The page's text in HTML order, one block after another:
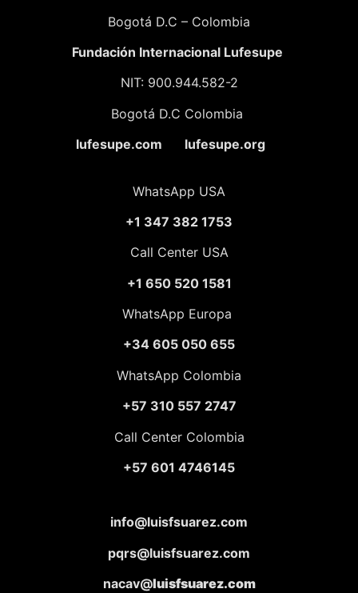
Bogotá D.C – Colombia
Fundación Internacional Lufesupe
NIT: 900.944.582-2
Bogotá D.C Colombia
lufesupe.com lufesupe.org
WhatsApp USA
+1 347 382 1753
Call Center USA
+1 650 520 1581
WhatsApp Europa
+34 605 050 655
WhatsApp Colombia
+57 310 557 2747
Call Center Colombia
+57 601 4746145
info@luisfsuarez.com
pqrs@luisfsuarez.com
nacav@luisfsuarez.com